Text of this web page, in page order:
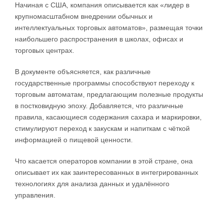
Начиная с США, компания описывается как «лидер в
крупномасштабном внедрении обычных и
интеллектуальных торговых автоматов», размещая точки
наибольшего распространения в школах, офисах и
торговых центрах.
В документе объясняется, как различные
государственные программы способствуют переходу к
торговым автоматам, предлагающим полезные продукты
в постковидную эпоху. Добавляется, что различные
правила, касающиеся содержания сахара и маркировки,
стимулируют переход к закускам и напиткам с чёткой
информацией о пищевой ценности.
Что касается операторов компании в этой стране, она
описывает их как заинтересованных в интегрированных
технологиях для анализа данных и удалённого
управления.